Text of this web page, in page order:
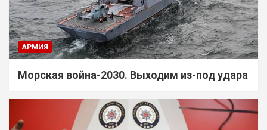
АРМИЯ
Морская война-2030. Выходим из-под удара